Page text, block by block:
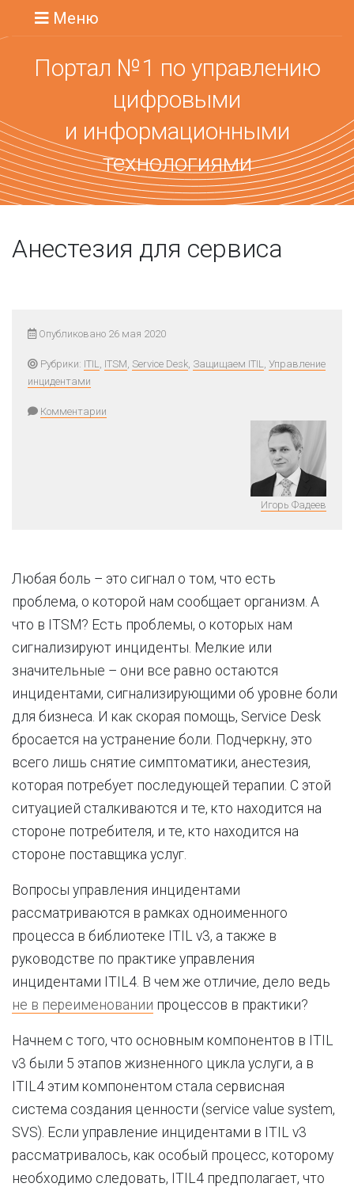
Меню
Портал №1 по управлению
цифровыми
и информационными
технологиями
Анестезия для сервиса
Опубликовано 26 мая 2020
Рубрики: ITIL, ITSM, Service Desk, Защищаем ITIL, Управление
инцидентами
Комментарии
Игорь Фадеев
Любая боль – это сигнал о том, что есть
проблема, о которой нам сообщает организм. А
что в ITSM? Есть проблемы, о которых нам
сигнализируют инциденты. Мелкие или
значительные – они все равно остаются
инцидентами, сигнализирующими об уровне боли
для бизнеса. И как скорая помощь, Service Desk
бросается на устранение боли. Подчеркну, это
всего лишь снятие симптоматики, анестезия,
которая потребует последующей терапии. С этой
ситуацией сталкиваются и те, кто находится на
стороне потребителя, и те, кто находится на
стороне поставщика услуг.
Вопросы управления инцидентами
рассматриваются в рамках одноименного
процесса в библиотеке ITIL v3, а также в
руководстве по практике управления
инцидентами ITIL4. В чем же отличие, дело ведь
не в переименовании процессов в практики?
Начнем с того, что основным компонентов в ITIL
v3 были 5 этапов жизненного цикла услуги, а в
ITIL4 этим компонентом стала сервисная
система создания ценности (service value system,
SVS). Если управление инцидентами в ITIL v3
рассматривалось, как особый процесс, которому
необходимо следовать, ITIL4 предполагает, что